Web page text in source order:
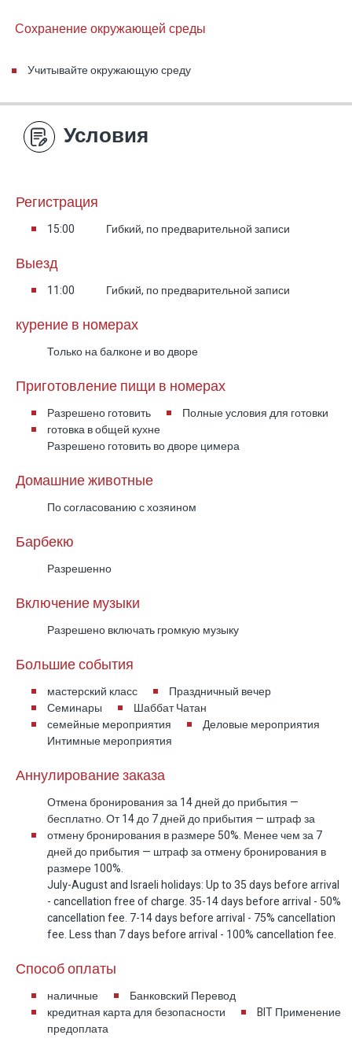
телевизором. На этом уровне находится
возможности сна).
3) Дополнительная спальня –
односпальная кровать
4) Дополнительная спальня – кровать
«полуторка»
Спальня с кроватью «полуторка».
5) Мастер-сьют (пятая спальня)
Просторная мастер-спальня с видом на море,
частным балконом и личным хот-табом, а также
собственной ванной комнатой — премиальная
жемчужина дома.
Вечерняя атмосфера внутри
продолжается: на вилле есть домашний
кинозал и музыкальная комната, которые
идеально для семей и компаний.
Подходит для:
Больших семей и достойных компаний, которые
ищут роскошную виллу в Кесарии в пешей
доступности от моря, с богатой дворовой зоной,
высокой приватностью и развлечениями как на
улице, так и внутри дома.
Почему вам понравится
здесь
Потому что Греческая вилла в Кесарии
объединяет «и то, и другое»: море рядом,
бассейн с особенным ощущением, уютный хот-
таб и вечерняя атмосфера с кинозалом и
музыкальной комнатой. В итоге получается
цельный, качественный отдых — в который
Сохранение окружающей среды
Учитывайте окружающую среду
Условия
Регистрация
15:00 Гибкий, по предварительной записи
Выезд
11:00 Гибкий, по предварительной записи
курение в номерах
Только на балконе и во дворе
Приготовление пищи в номерах
Разрешено готовить
Полные условия для готовки
готовка в общей кухне
Разрешено готовить во дворе цимера
Домашние животные
По согласованию с хозяином
Барбекю
Разрешенно
Включение музыки
Разрешено включать громкую музыку
Большие события
мастерский класс
Праздничный вечер
Семинары
Шаббат Чатан
семейные мероприятия
Деловые мероприятия
Интимные мероприятия
Аннулирование заказа
Отмена бронирования за 14 дней до прибытия —
бесплатно. От 14 до 7 дней до прибытия — штраф за
отмену бронирования в размере 50%. Менее чем за 7
дней до прибытия — штраф за отмену бронирования в
размере 100%.
July-August and Israeli holidays: Up to 35 days before arrival
- cancellation free of charge. 35-14 days before arrival - 50%
cancellation fee. 7-14 days before arrival - 75% cancellation
fee. Less than 7 days before arrival - 100% cancellation fee.
Способ оплаты
наличные
Банковский Перевод
кредитная карта для безопасности
BIT Применение
предоплата